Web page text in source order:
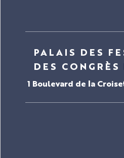
PALAIS DES
DES CONGRÈS
1 Boulevard de la